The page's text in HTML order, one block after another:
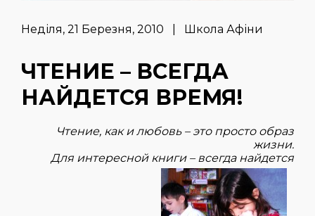
Неділя, 21 Березня, 2010 | Школа Афіни
ЧТЕНИЕ – ВСЕГДА
НАЙДЕТСЯ ВРЕМЯ!
Чтение, как и любовь – это просто образ
жизни.
Для интересной книги – всегда найдется